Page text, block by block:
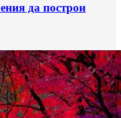
да построи